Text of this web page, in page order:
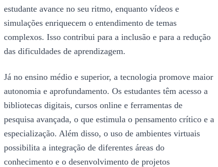
estudante avance no seu ritmo, enquanto vídeos e
simulações enriquecem o entendimento de temas
complexos. Isso contribui para a inclusão e para a redução
das dificuldades de aprendizagem.
Já no ensino médio e superior, a tecnologia promove maior
autonomia e aprofundamento. Os estudantes têm acesso a
bibliotecas digitais, cursos online e ferramentas de
pesquisa avançada, o que estimula o pensamento crítico e a
especialização. Além disso, o uso de ambientes virtuais
possibilita a integração de diferentes áreas do
conhecimento e o desenvolvimento de projetos